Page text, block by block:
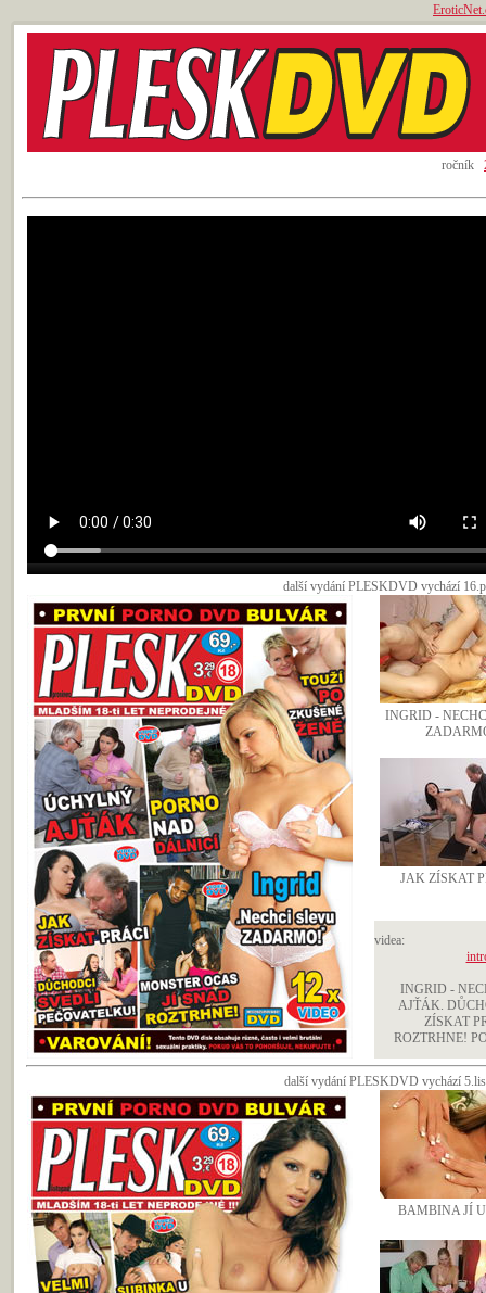
ročník
další vydání PLESKDVD vychází
INGRID -
JAK ZÍSKAT
videa:
INGRID -
AJŤÁK.
ZÍSKAT
ROZTRHNE!
další vydání PLESKDVD vychází
BAMBINA JÍ